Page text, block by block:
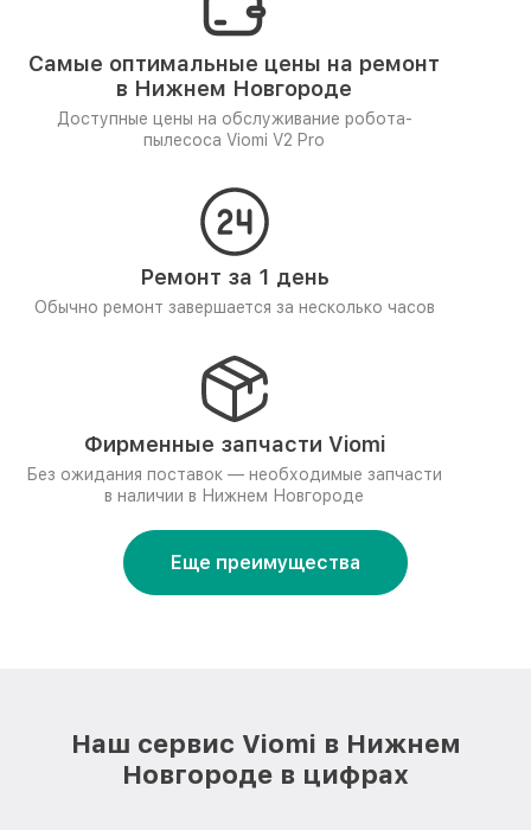
Самые оптимальные цены на ремонт
в Нижнем Новгороде
Доступные цены на обслуживание робота-
пылесоса Viomi V2 Pro
Ремонт за 1 день
Обычно ремонт завершается за несколько часов
Фирменные запчасти Viomi
Без ожидания поставок — необходимые запчасти
в наличии в Нижнем Новгороде
Еще преимущества
Наш сервис Viomi в Нижнем
Новгороде в цифрах